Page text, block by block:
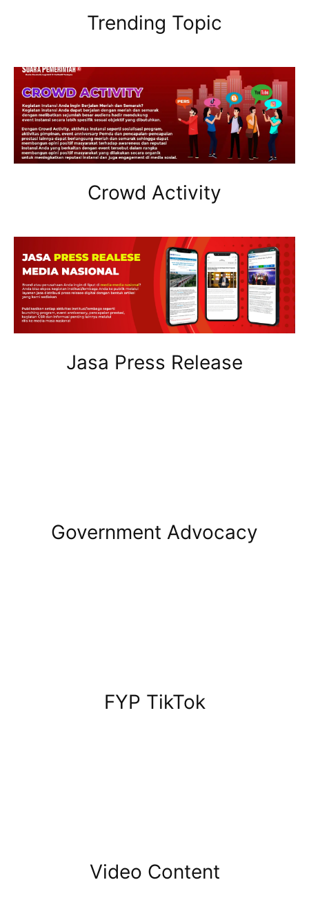
Trending Topic
Crowd Activity
Jasa Press Release
Government Advocacy
FYP TikTok
Video Content